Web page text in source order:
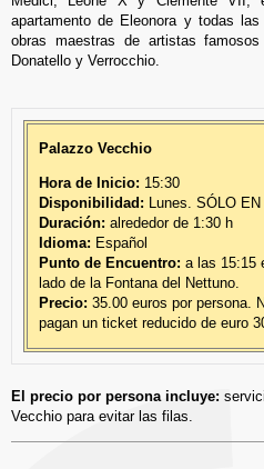
apartamento de Eleonora y todas
obras maestras de artistas
Donatello y Verrocchio.
Palazzo Vecchio
Hora de Inicio: 15:30
Disponibilidad: Lunes. SÓLO
Duración: alrededor de 1:30 h
Idioma: Español
Punto de Encuentro: a las 15:15
lado de la Fontana del Nettuno.
Precio: 35.00 euros por persona.
pagan un ticket reducido de euro
El precio por persona incluye:
Vecchio para evitar las filas.